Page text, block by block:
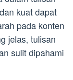
kuat dapat
pada konten
jelas, tulisan
sulit dipahami